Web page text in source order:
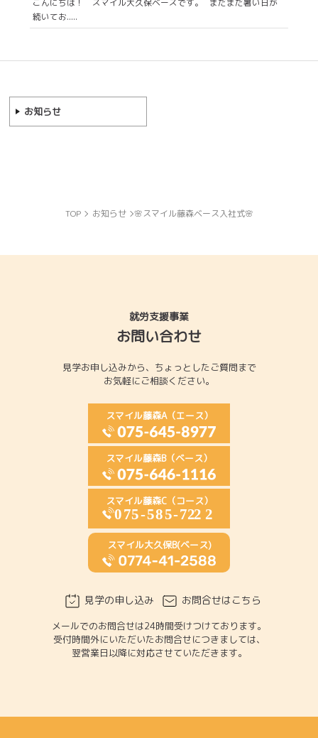
こんにちは！ スマイル大久保ベースです。 まだまだ暑い日が
続いてお.....
お知らせ
TOP お知らせ 🌸スマイル藤森ベース入社式🌸
就労支援事業
お問い合わせ
見学お申し込みから、 ちょっとしたご質問まで
お気軽にご相談ください。
スマイル藤森A（エース）
スマイル藤森B（ベース）
スマイル藤森C（コース）
スマイル大久保B(ベース)
見学の申し込み お問合せはこちら
メールでのお問合せは24時間受けつけております。
受付時間外にいただいたお問合せにつきましては、
翌営業日以降に対応させていただきます。